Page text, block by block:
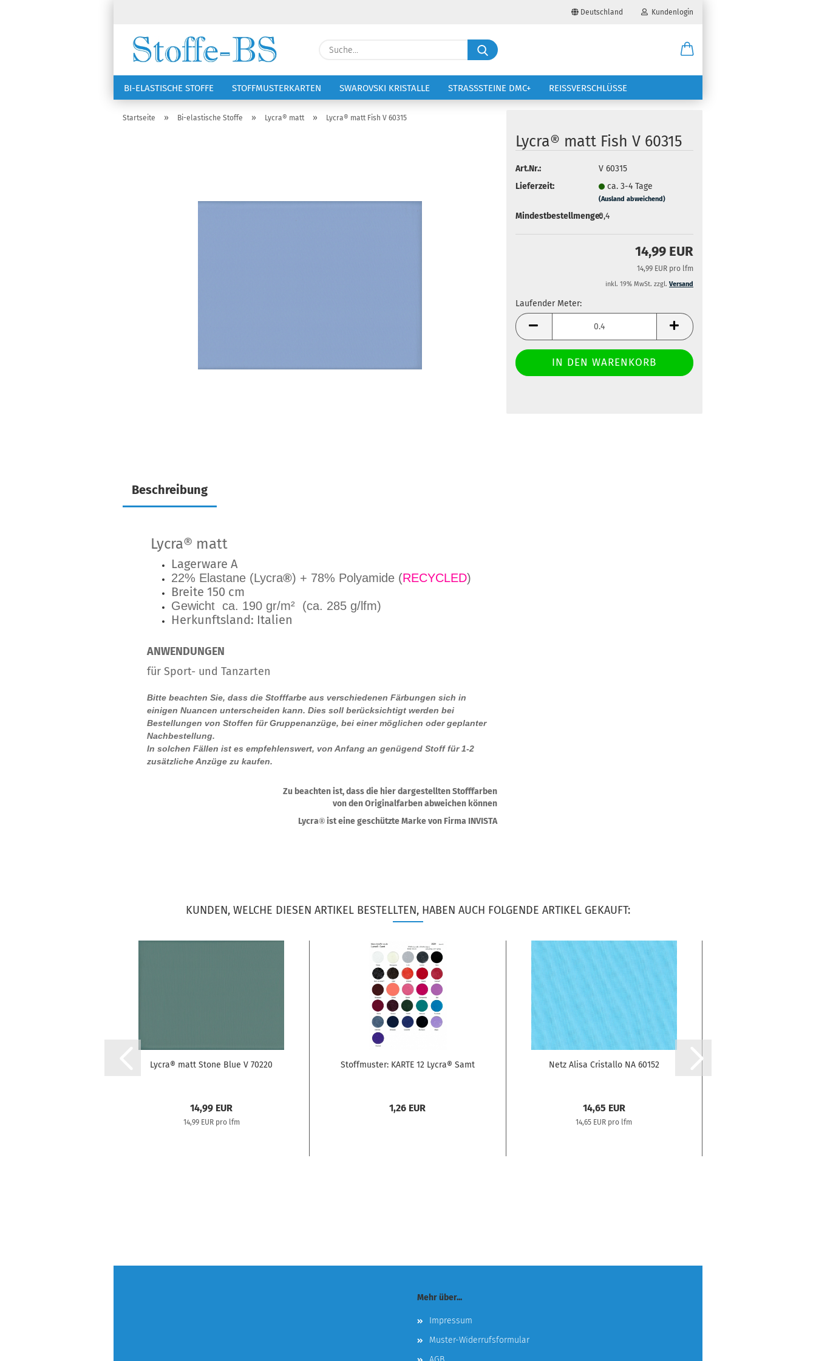
Deutschland
Lieferland
Kundenlogin
Konto erstellen
Passwort vergessen?
Suche...
BI-ELASTISCHE STOFFE STOFFMUSTERKARTEN SWAROVSKI KRISTALLE STRASSSTEINE DMC+ REISSVERSCHLÜSSE
NÄHZUBEHÖR RSG KAPPEN VOLTIGIERANZÜGE STICKEREI
Startseite » Bi-elastische Stoffe » Lycra® matt » Lycra® matt Fish V 60315
Lycra® matt Fish V 60315
Art.Nr.:
V 60315
Lieferzeit:
ca. 3-4 Tage
(Ausland abweichend)
Mindestbestellmenge:0,4
14,99 EUR
14,99 EUR pro lfm
inkl. 19% MwSt. zzgl. Versand
Laufender Meter:
Laufender
Meter
Beschreibung
Lycra® matt
Lagerware A
22% Elastane (Lycra®) + 78% Polyamide (RECYCLED)
Breite 150 cm
Gewicht ca. 190 gr/m² (ca. 285 g/lfm)
Herkunftsland: Italien
ANWENDUNGEN
für Sport- und Tanzarten
Bitte beachten Sie, dass die Stofffarbe aus verschiedenen Färbungen sich in
einigen Nuancen unterscheiden kann. Dies soll berücksichtigt werden bei
Bestellungen von Stoffen für Gruppenanzüge, bei einer möglichen oder geplanter
Nachbestellung.
In solchen Fällen ist es empfehlenswert, von Anfang an genügend Stoff für 1-2
zusätzliche Anzüge zu kaufen.
Zu beachten ist, dass die hier dargestellten Stofffarben
von den Originalfarben abweichen können
Lycra®ist eine geschützte Marke von Firma INVISTA
KUNDEN, WELCHE DIESEN ARTIKEL BESTELLTEN, HABEN AUCH FOLGENDE ARTIKEL GEKAUFT:
Lycra® matt Stone Blue V 70220
14,99 EUR
14,99 EUR pro lfm
Stoffmuster: KARTE 12 Lycra® Samt
1,26 EUR
Netz Alisa Cristallo NA 60152
14,65 EUR
14,65 EUR pro lfm
Mehr über...
Impressum
Muster-Widerrufsformular